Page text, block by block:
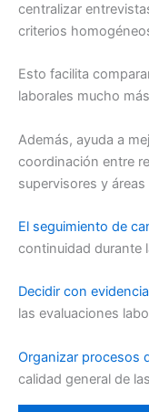
centralizar
criterios
Esto facilita
laborales mucho
Además, ayuda a
coordinación entre
supervisores y
El seguimiento de
continuidad durante
Decidir con evidencia
las evaluaciones
Organizar procesos
calidad general de